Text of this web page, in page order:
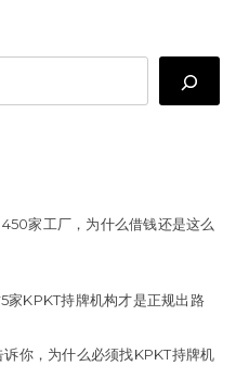
家工厂，为什么借钱还是这么
KPKT持牌机构才是正规出路
你，为什么必须找KPKT持牌机